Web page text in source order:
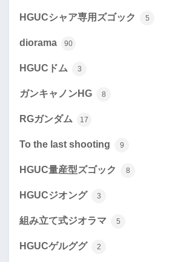
HGUCシャア専用ズゴック 5
diorama 90
HGUCドム 3
ガンキャノンHG 8
RGガンダム 17
To the last shooting 9
HGUC量産型ズゴック 8
HGUCジオング 3
組み立て式ジオラマ 5
HGUCゲルググ 2